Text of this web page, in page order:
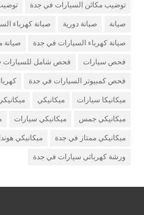
توضيب مكائن السيارات في جدة
صيانة صيانة دورية صيانة كهرباء
صيانة كهرباء السيارات في جدة صيانة
فحص سيارات فحص شامل للسيارات
فحص كمبيوتر السيارات في جدة
ميكانيكا سيارات ميكانيكي
ميكانيكي جمس ميكانيكي سيارات
ميكانيكي ممتاز في جدة ميكانيكي هوندا
ورشة كهربائي سيارات في جدة